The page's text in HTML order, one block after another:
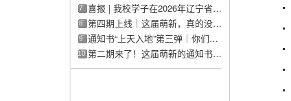
7 喜报 | 我校学子在2026年辽宁省大学生数学建模竞赛中斩获佳绩
8 第四期上线｜这届萌新，真的没有创作瓶颈吗？
9 通知书“上天入地”第三弹｜你们这么卷，学长学姐知道吗？
10 第二期来了！这届萌新的通知书照片，卷出新高度